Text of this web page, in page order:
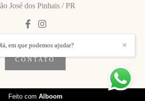
José dos Pinhais / PR
CONTATO
✕
em que podemos ajudar?
Feito com Alboom